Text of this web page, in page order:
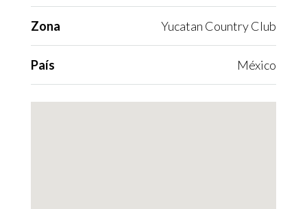
Zona Yucatan Country Club
País México